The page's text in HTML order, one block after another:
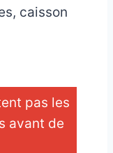
caisson
pas les
avant de